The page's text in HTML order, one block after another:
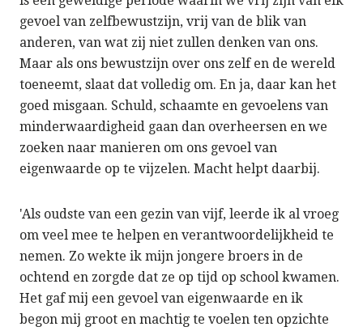
gevoel van zelfbewustzijn, vrij van de blik van
anderen, van wat zij niet zullen denken van ons.
Maar als ons bewustzijn over ons zelf en de wereld
toeneemt, slaat dat volledig om. En ja, daar kan het
goed misgaan. Schuld, schaamte en gevoelens van
minderwaardigheid gaan dan overheersen en we
zoeken naar manieren om ons gevoel van
eigenwaarde op te vijzelen. Macht helpt daarbij.
'Als oudste van een gezin van vijf, leerde ik al vroeg
om veel mee te helpen en verantwoordelijkheid te
nemen. Zo wekte ik mijn jongere broers in de
ochtend en zorgde dat ze op tijd op school kwamen.
Het gaf mij een gevoel van eigenwaarde en ik
begon mij groot en machtig te voelen ten opzichte